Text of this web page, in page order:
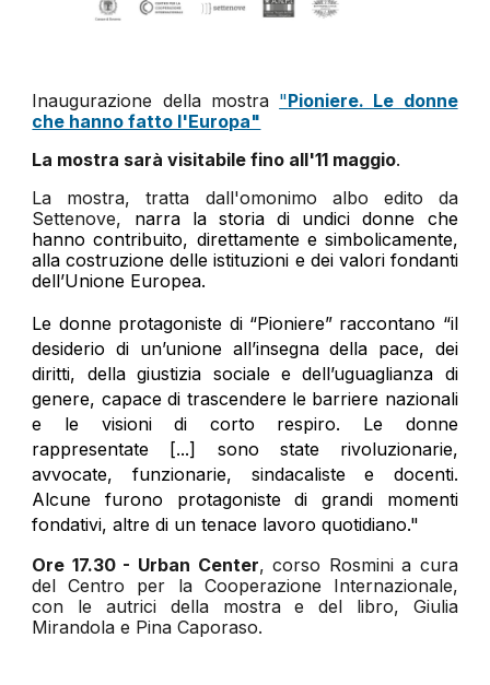
Inaugurazione della mostra "Pioniere. Le donne
che hanno fatto l'Europa"
La mostra sarà visitabile fino all'11 maggio.
La mostra, tratta dall'omonimo albo edito da
Settenove, narra la storia di undici donne che
hanno contribuito, direttamente e simbolicamente,
alla costruzione delle istituzioni e dei valori fondanti
dell’Unione Europea.
Le donne protagoniste di “Pioniere” raccontano “il
desiderio di un’unione all’insegna della pace, dei
diritti, della giustizia sociale e dell’uguaglianza di
genere, capace di trascendere le barriere nazionali
e le visioni di corto respiro. Le donne
rappresentate [...] sono state rivoluzionarie,
avvocate, funzionarie, sindacaliste e docenti.
Alcune furono protagoniste di grandi momenti
fondativi, altre di un tenace lavoro quotidiano."
Ore 17.30 - Urban Center, corso Rosmini a cura
del Centro per la Cooperazione Internazionale,
con le autrici della mostra e del libro, Giulia
Mirandola e Pina Caporaso.